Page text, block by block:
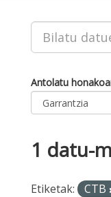
Antolatu
1 datu-
Etiketak: CTB